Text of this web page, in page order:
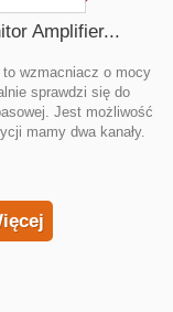
Amplifier...
wzmacniacz o mocy
sprawdzi się do
Jest możliwość
mamy dwa kanały.